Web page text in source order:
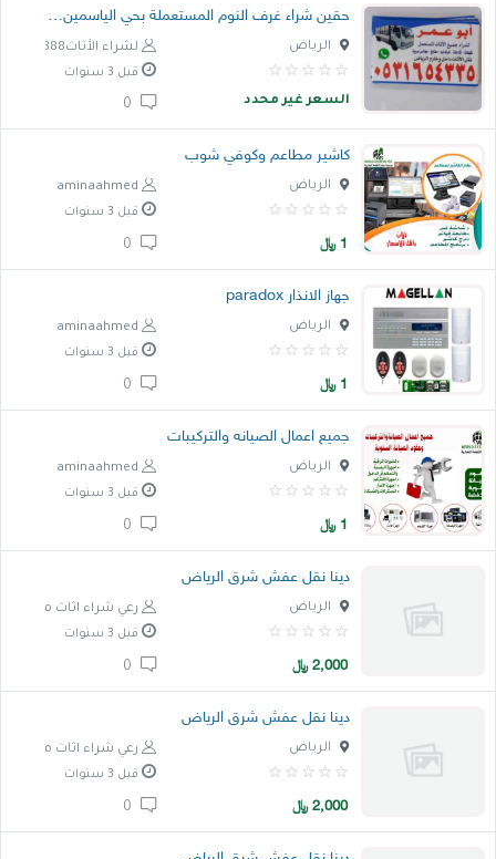
المدونة
إتصل بنا
الشروط & السياسات
تسجيل دخول
التسجيل في الموقع
حقين شراء غرف النوم المستعملة بحي الياسمين 05
لشراء الأثاث888 الرياض
قبل 3 سنوات
السعر غير محدد
كاشير مطاعم وكوفي شوب
الرياض
قبل 3 سنوات
1 ﷼
جهاز الانذار paradox
الرياض
قبل 3 سنوات
1 ﷼
جميع اعمال الصيانه والتركيبات
الرياض
قبل 3 سنوات
1 ﷼
دينا نقل عفش شرق الرياض
رعي شراء اثاث الرياض
قبل 3 سنوات
2,000 ﷼
دينا نقل عفش شرق الرياض
رعي شراء اثاث الرياض
قبل 3 سنوات
2,000 ﷼